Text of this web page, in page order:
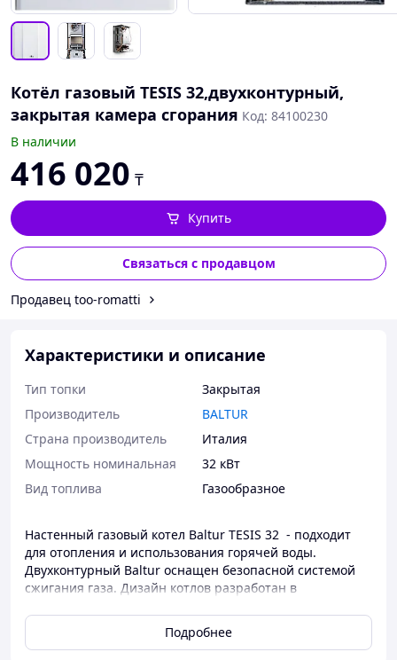
Котёл газовый TESIS 32,двухконтурный,
закрытая камера сгорания Код: 84100230
В наличии
416 020 ₸
Купить
Связаться с продавцом
Продавец too-romatti
Характеристики и описание
Тип топки
Закрытая
Производитель
BALTUR
Страна производитель
Италия
Мощность номинальная
32 кВт
Вид топлива
Газообразное
Настенный газовый котел Baltur TESIS 32 - подходит
для отопления и использования горячей воды.
Двухконтурный Baltur оснащен безопасной системой
сжигания газа. Дизайн котлов разработан в
Италии. Такой внешний вид подчеркивает благородное
Подробнее